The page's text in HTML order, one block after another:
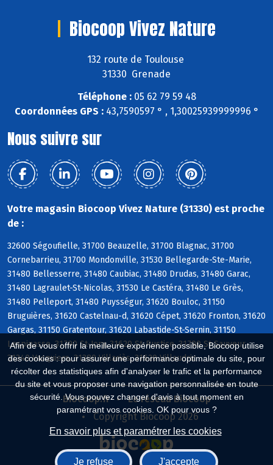
Afin de vous offrir la meilleure expérience possible, Biocoop utilise
des cookies : pour assurer une performance optimale du site, pour
récolter des statistiques afin d'analyser le trafic et la performance
du site et vous proposer une navigation personnalisée en toute
sécurité. Vous pouvez changer d'avis à tout moment en
paramétrant vos cookies. OK pour vous ?
En savoir plus et paramétrer les cookies
Je refuse J'accepte
Biocoop Vivez Nature
132 route de Toulouse
31330 Grenade
Téléphone :05 62 79 59 48
Coordonnées GPS :43,7590597 ° , 1,30025939999996 °
Nous suivre sur
Votre magasin Biocoop Vivez Nature (31330) est proche
de :
32600 Ségoufielle, 31700 Beauzelle, 31700 Blagnac, 31700
Cornebarrieu, 31700 Mondonville, 31530 Bellegarde-Ste-Marie,
31480 Bellesserre, 31480 Caubiac, 31480 Drudas, 31480 Garac,
31480 Lagraulet-St-Nicolas, 31530 Le Castéra, 31480 Le Grès,
31480 Pelleport, 31480 Puysségur, 31620 Bouloc, 31150
Bruguières, 31620 Castelnau-d, 31620 Cépet, 31620 Fronton, 31620
Gargas, 31150 Gratentour, 31620 Labastide-St-Sernin, 31150
Lespinasse, 31790 St-Jory, 31620 St-Rustice, 31790 St-Sauveur,
31340 Vacquiers, 31380 Villariès, 31620 Villaudric
Biocoop.fr
Le réseau Biocoop
Copyright Biocoop 2026